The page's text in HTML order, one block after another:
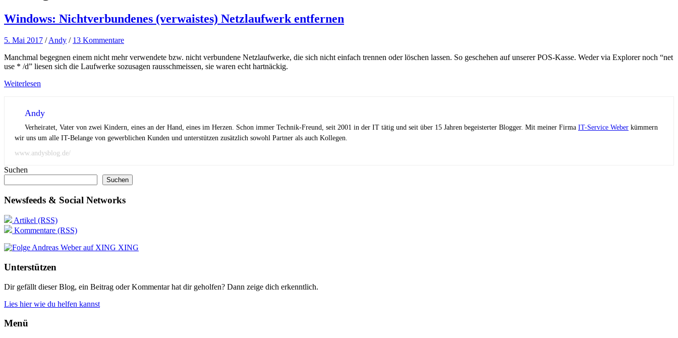
Windows: Nichtverbundenes (verwaistes) Netzlaufwerk entfernen
5. Mai 2017 /Andy / 13 Kommentare
Manchmal begegnen einem nicht mehr verwendete bzw. nicht verbundene Netzlaufwerke, die sich nicht einfach trennen oder löschen lassen. So geschehen auf unserer POS-Kasse. Weder via Explorer noch “net
use * /d” liesen sich die Laufwerke sozusagen rausschmeissen, sie waren echt hartnäckig.
Weiterlesen
Andy
Verheiratet, Vater von zwei Kindern, eines an der Hand, eines im Herzen. Schon immer Technik-Freund, seit 2001 in der IT tätig und seit über 15 Jahren begeisterter Blogger. Mit meiner Firma IT-Service Weber kümmern
wir uns um alle IT-Belange von gewerblichen Kunden und unterstützen zusätzlich sowohl Partner als auch Kollegen.
www.andysblog.de/
Suchen
Suchen
Newsfeeds & Social Networks
Artikel (RSS)
Kommentare (RSS)
XING
Unterstützen
Dir gefällt dieser Blog, ein Beitrag oder Kommentar hat dir geholfen? Dann zeige dich erkenntlich.
Lies hier wie du helfen kannst
Menü